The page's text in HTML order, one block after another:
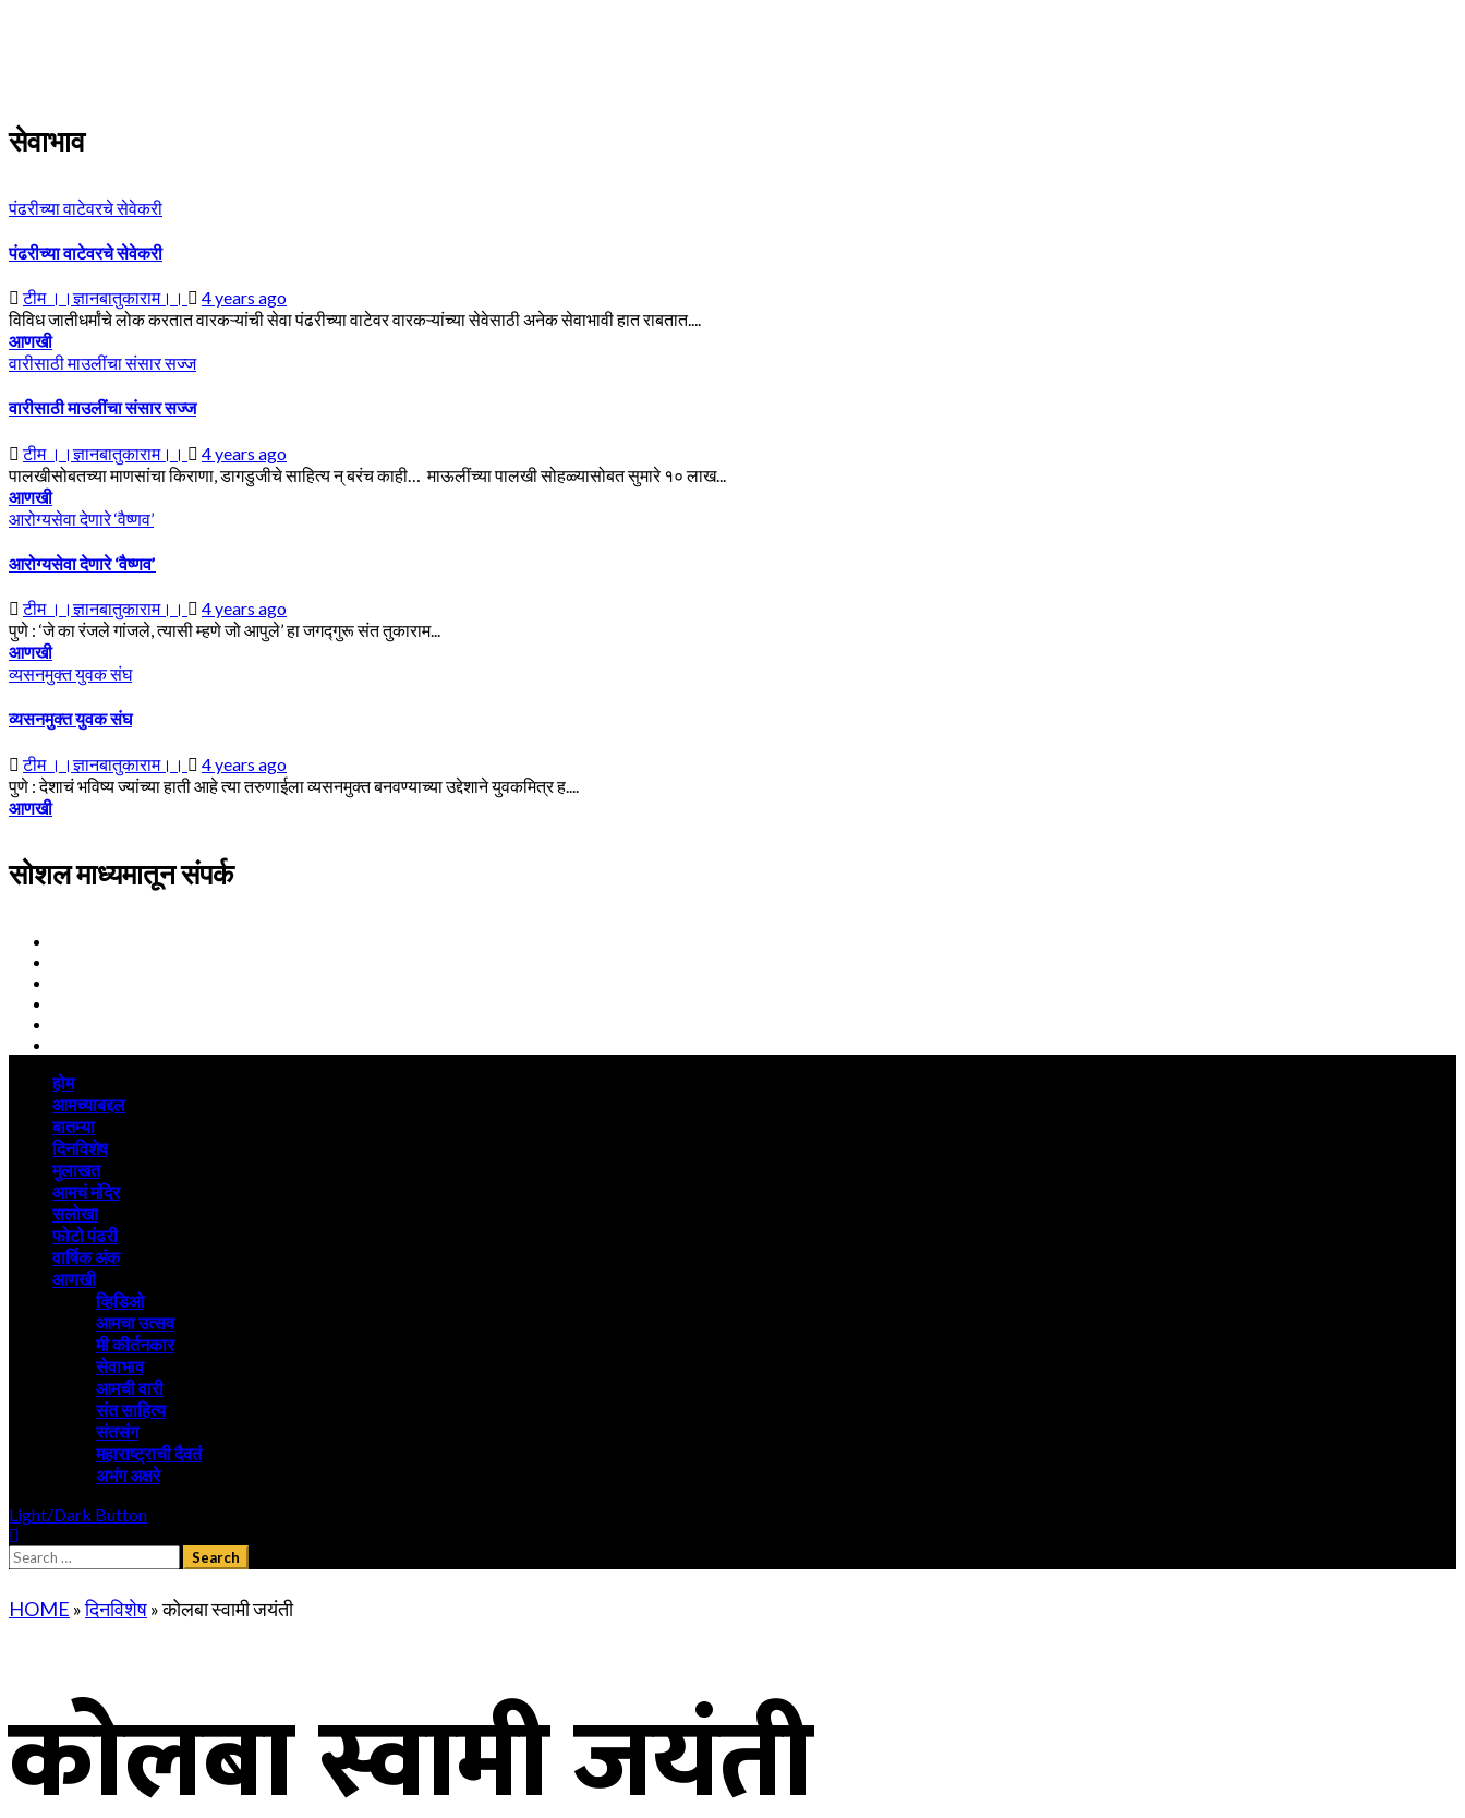
सेवाभाव
पंढरीच्या वाटेवरचे सेवेकरी
पंढरीच्या वाटेवरचे सेवेकरी
टीम ।।ज्ञानबातुकाराम।।
4 years ago
विविध जातीधर्मांचे लोक करतात वारकऱ्यांची सेवा पंढरीच्या वाटेवर वारकऱ्यांच्या सेवेसाठी अनेक सेवाभावी हात राबतात....
आणखी
वारीसाठी माउलींचा संसार सज्ज
वारीसाठी माउलींचा संसार सज्ज
टीम ।।ज्ञानबातुकाराम।।
4 years ago
पालखीसोबतच्या माणसांचा किराणा, डागडुजीचे साहित्य न् बरंच काही… माऊलींच्या पालखी सोहळ्यासोबत सुमारे १० लाख...
आणखी
आरोग्यसेवा देणारे ‘वैष्णव’
आरोग्यसेवा देणारे ‘वैष्णव’
टीम ।।ज्ञानबातुकाराम।।
4 years ago
पुणे : ‘जे का रंजले गांजले, त्यासी म्हणे जो आपुले’ हा जगद्गुरू संत तुकाराम...
आणखी
व्यसनमुक्त युवक संघ
व्यसनमुक्त युवक संघ
टीम ।।ज्ञानबातुकाराम।।
4 years ago
पुणे : देशाचं भविष्य ज्यांच्या हाती आहे त्या तरुणाईला व्यसनमुक्त बनवण्याच्या उद्देशाने युवकमित्र ह....
आणखी
सोशल माध्यमातून संपर्क
Primary
होम
आमच्याबद्दल
बातम्या
दिनविशेष
मुलाखत
आमचं मंदिर
सलोखा
फोटो पंढरी
वार्षिक अंक
आणखी
व्हिडिओ
आमचा उत्सव
मी कीर्तनकार
सेवाभाव
आमची वारी
संत साहित्य
संतसंग
महाराष्ट्राची दैवतं
अभंग अक्षरे
Light/Dark Button
Search
for:
HOME »दिनविशेष»कोलबा स्वामी जयंती
कोलबा स्वामी जयंती